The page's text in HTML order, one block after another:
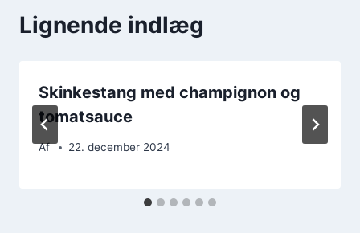
Lignende indlæg
Skinkestang med champignon og
tomatsauce
Af 22. december 2024